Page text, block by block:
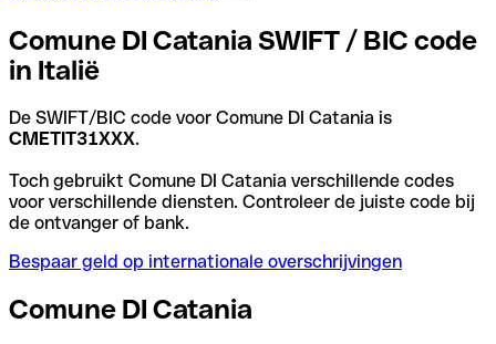
Comune DI Catania SWIFT / BIC code
in Italië
De SWIFT/BIC code voor Comune DI Catania is
CMETIT31XXX.
Toch gebruikt Comune DI Catania verschillende codes
voor verschillende diensten. Controleer de juiste code bij
de ontvanger of bank.
Bespaar geld op internationale overschrijvingen
Comune DI Catania